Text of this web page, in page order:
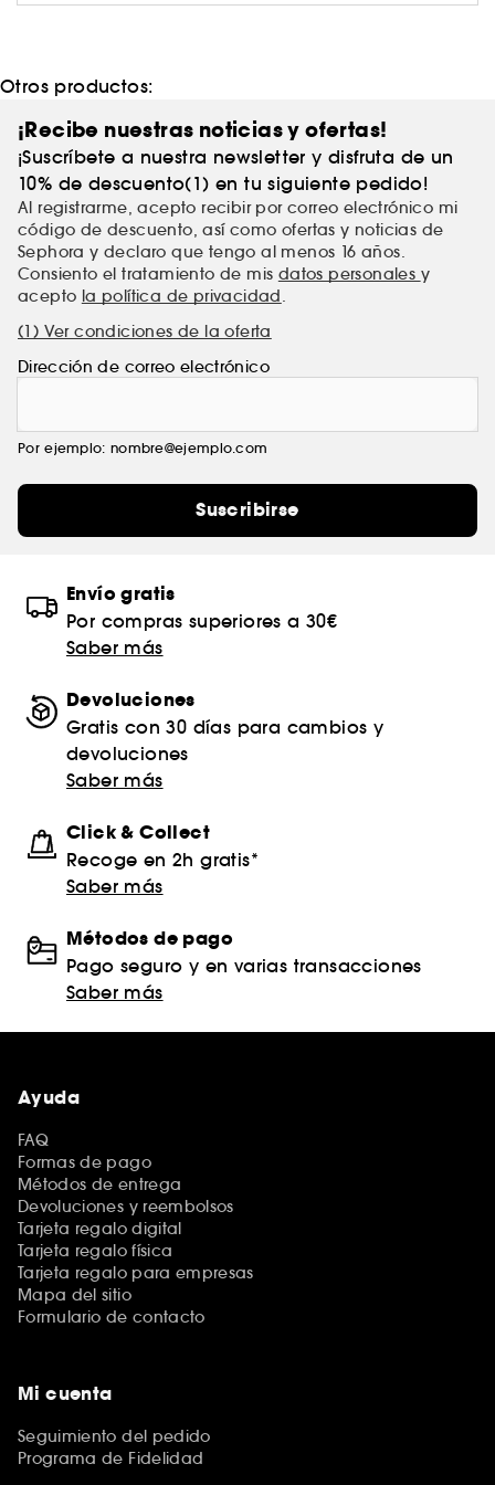
Otros productos:
¡Recibe nuestras noticias y ofertas!
¡Suscríbete a nuestra newsletter y disfruta de un
10% de descuento(1) en tu siguiente pedido!
Al registrarme, acepto recibir por correo electrónico mi
código de descuento, así como ofertas y noticias de
Sephora y declaro que tengo al menos 16 años.
Consiento el tratamiento de mis datos personales y
acepto la política de privacidad.
(1) Ver condiciones de la oferta
Dirección de correo electrónico
Por ejemplo: nombre@ejemplo.com
Suscribirse
Envío gratis
Por compras superiores a 30€
Saber más
Devoluciones
Gratis con 30 días para cambios y
devoluciones
Saber más
Click & Collect
Recoge en 2h gratis*
Saber más
Métodos de pago
Pago seguro y en varias transacciones
Saber más
Ayuda
FAQ
Formas de pago
Métodos de entrega
Devoluciones y reembolsos
Tarjeta regalo digital
Tarjeta regalo física
Tarjeta regalo para empresas
Mapa del sitio
Formulario de contacto
Mi cuenta
Seguimiento del pedido
Programa de Fidelidad